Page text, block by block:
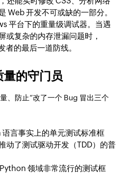
Web 开发不可或缺的一部分。
平台下的重量级调试器。当遇
或复杂的内存泄漏问题时，
者的最后一道防线。
的守门员
、防止“改了一个 Bug 冒出三个
语言事实上的单元测试标准框
动了测试驱动开发（TDD）的普
Python 领域非常流行的测试框